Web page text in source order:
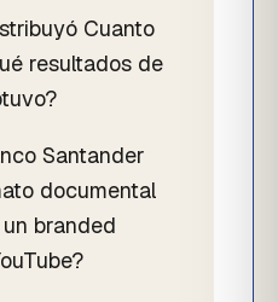
Cuanto
resultados de
Santander
documental
branded